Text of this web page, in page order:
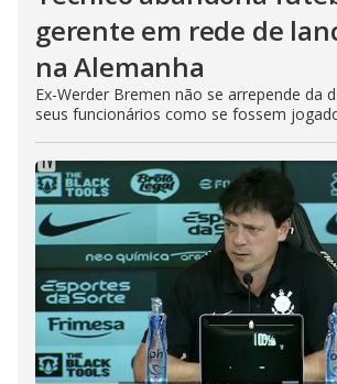
gerente em rede de
na Alemanha
Ex-Werder Bremen não se arrepende da
seus funcionários como se fossem